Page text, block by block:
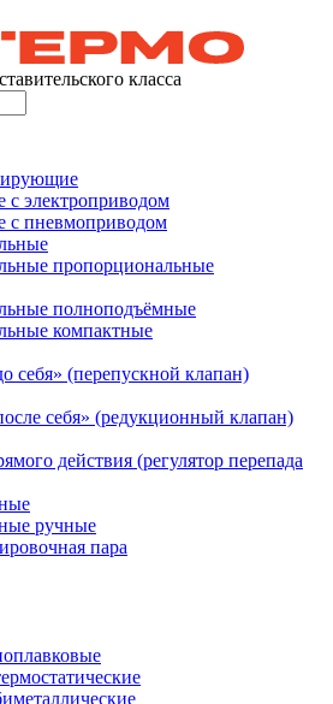
класса
электроприводом
с пневмоприводом
пропорциональные
полноподъёмные
компактные
себя» (перепускной клапан)
себя» (редукционный клапан)
действия (регулятор перепада
ручные
пара